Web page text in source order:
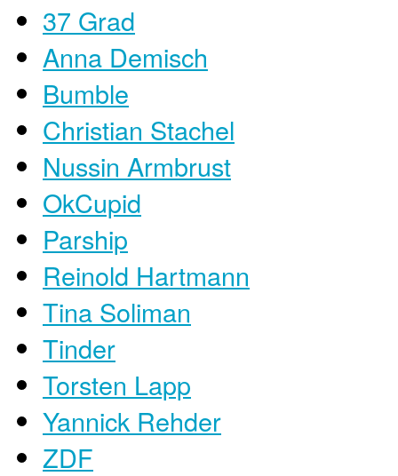
37 Grad
Anna Demisch
Bumble
Christian Stachel
Nussin Armbrust
OkCupid
Parship
Reinold Hartmann
Tina Soliman
Tinder
Torsten Lapp
Yannick Rehder
ZDF